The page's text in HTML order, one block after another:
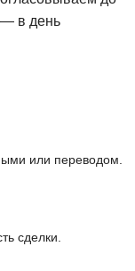
— в день
или переводом.
сделки.